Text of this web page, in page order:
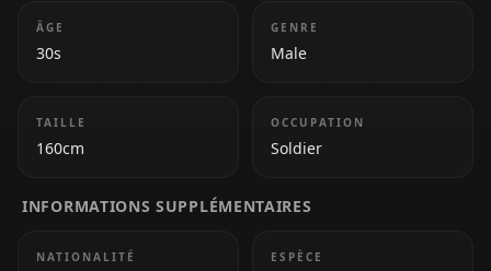
ÂGE
30s
GENRE
Male
TAILLE
160cm
OCCUPATION
Soldier
INFORMATIONS SUPPLÉMENTAIRES
NATIONALITÉ ESPÈCE